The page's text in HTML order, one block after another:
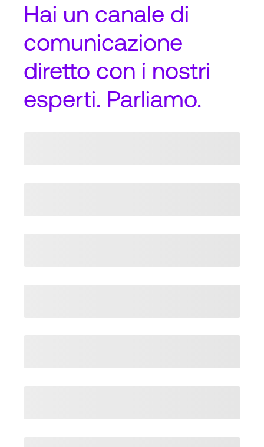
Hai un canale di
comunicazione
diretto con i nostri
esperti. Parliamo.